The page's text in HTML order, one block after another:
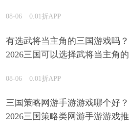
08-06 0.01折APP
有选武将当主角的三国游戏吗？
2026三国可以选择武将当主角的
08-06 0.01折APP
三国策略网游手游游戏哪个好？
2026三国策略类网游手游游戏推